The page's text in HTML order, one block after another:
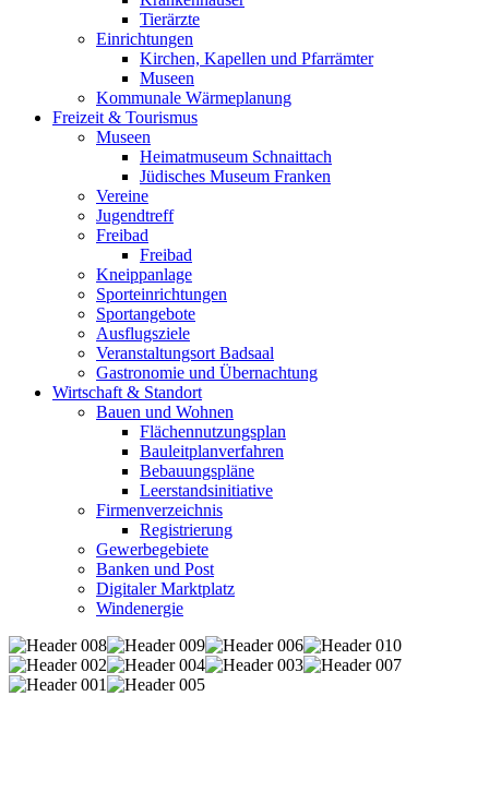
Tierärzte
Einrichtungen
Kirchen, Kapellen und Pfarrämter
Museen
Kommunale Wärmeplanung
Freizeit & Tourismus
Museen
Heimatmuseum Schnaittach
Jüdisches Museum Franken
Vereine
Jugendtreff
Freibad
Freibad
Kneippanlage
Sporteinrichtungen
Sportangebote
Ausflugsziele
Veranstaltungsort Badsaal
Gastronomie und Übernachtung
Wirtschaft & Standort
Bauen und Wohnen
Flächennutzungsplan
Bauleitplanverfahren
Bebauungspläne
Leerstandsinitiative
Firmenverzeichnis
Registrierung
Gewerbegebiete
Banken und Post
Digitaler Marktplatz
Windenergie